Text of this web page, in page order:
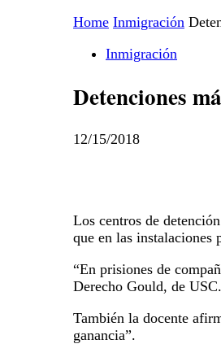
Home Inmigración
Inmigración
Detenciones
12/15/2018
Los centros de
que en las
“En prisiones de
Derecho Gould, de USC.
También la docente
ganancia”.